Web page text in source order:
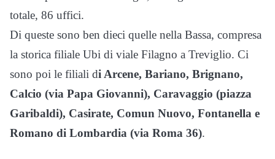
totale, 86 uffici.
Di queste sono ben dieci quelle nella Bassa, compresa
la storica filiale Ubi di viale Filagno a Treviglio. Ci
sono poi le filiali di Arcene, Bariano, Brignano,
Calcio (via Papa Giovanni), Caravaggio (piazza
Garibaldi), Casirate, Comun Nuovo, Fontanella e
Romano di Lombardia (via Roma 36).